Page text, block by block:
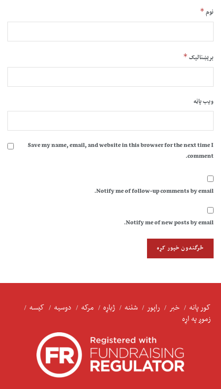
نوم*
بریښنالیک*
ویب پاڼه
Save my name, email, and website in this browser for the next time I
comment.
Notify me of follow-up comments by email.
Notify me of new posts by email.
کور پانه خبر راپور شننه ژباړه مرکه دوسیه
کیسه
زموږ په اړه